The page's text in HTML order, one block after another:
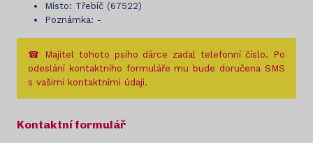
Místo: Třebíč (67522)
Poznámka: -
☎ Majitel tohoto psího dárce zadal telefonní číslo. Po
odeslání kontaktního formuláře mu bude doručena SMS
s vašimi kontaktními údaji.
Kontaktní formulář